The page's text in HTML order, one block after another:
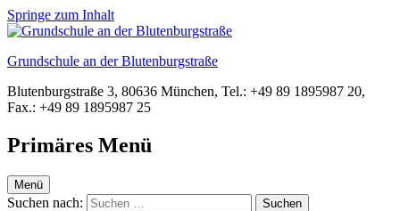
Springe zum Inhalt
Grundschule an der Blutenburgstraße
Blutenburgstraße 3, 80636 München, Tel.: +49 89 1895987 20,
Fax.: +49 89 1895987 25
Primäres Menü
Menü
Suchen nach: